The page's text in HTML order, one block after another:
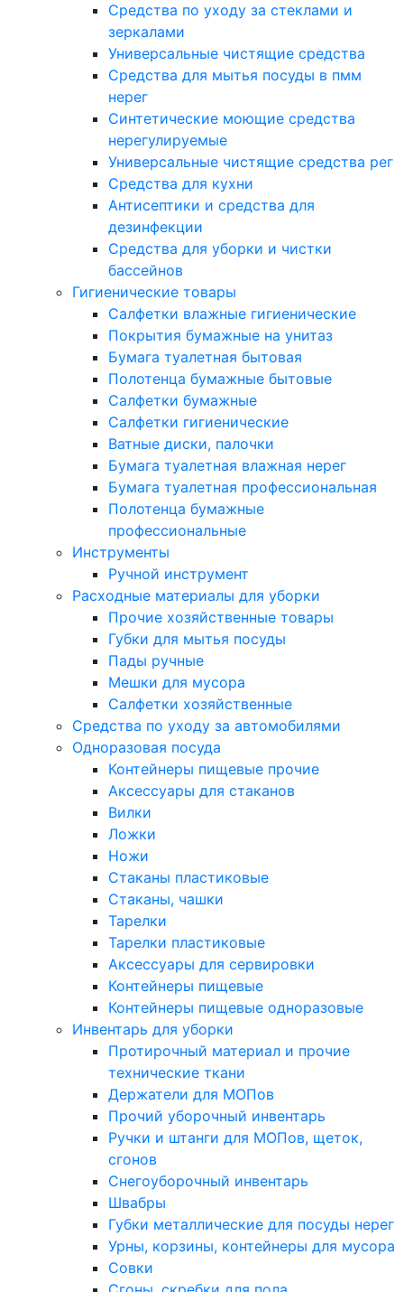
Средства по уходу за стеклами и
зеркалами
Универсальные чистящие средства
Средства для мытья посуды в пмм
нерег
Синтетические моющие средства
нерегулируемые
Универсальные чистящие средства рег
Средства для кухни
Антисептики и средства для
дезинфекции
Средства для уборки и чистки
бассейнов
Гигиенические товары
Салфетки влажные гигиенические
Покрытия бумажные на унитаз
Бумага туалетная бытовая
Полотенца бумажные бытовые
Салфетки бумажные
Салфетки гигиенические
Ватные диски, палочки
Бумага туалетная влажная нерег
Бумага туалетная профессиональная
Полотенца бумажные
профессиональные
Инструменты
Ручной инструмент
Расходные материалы для уборки
Прочие хозяйственные товары
Губки для мытья посуды
Пады ручные
Мешки для мусора
Салфетки хозяйственные
Средства по уходу за автомобилями
Одноразовая посуда
Контейнеры пищевые прочие
Аксессуары для стаканов
Вилки
Ложки
Ножи
Стаканы пластиковые
Стаканы, чашки
Тарелки
Тарелки пластиковые
Аксессуары для сервировки
Контейнеры пищевые
Контейнеры пищевые одноразовые
Инвентарь для уборки
Протирочный материал и прочие
технические ткани
Держатели для МОПов
Прочий уборочный инвентарь
Ручки и штанги для МОПов, щеток,
сгонов
Снегоуборочный инвентарь
Швабры
Губки металлические для посуды нерег
Урны, корзины, контейнеры для мусора
Совки